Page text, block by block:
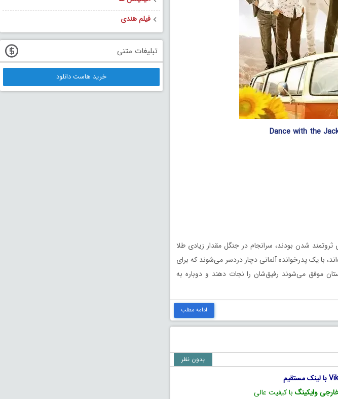
شدن بودند، سرانجام در جنگل مقدار زیادی طلا
با یک پدرخوانده آلمانی دچار دردسر می‌شوند که برای
موفق می‌شوند رفیق‌شان را نجات دهند و دوباره به
ادامه مطلب
بدون نظر
وایکینگ با کیفیت عالی
فیلم هندی
تبلیغات متنی
خرید هاست دانلود